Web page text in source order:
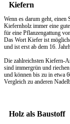
Kiefern
Wenn es darum geht, einen
Kiefernholz immer eine
für eine Pflanzengattung
Das Wort Kiefer ist
und ist erst ab dem 16.
Die zahlreichsten Kiefern-
sind immergrün und
und können bis zu in etwa
Vergleich zu anderen
Holz als Baustoff